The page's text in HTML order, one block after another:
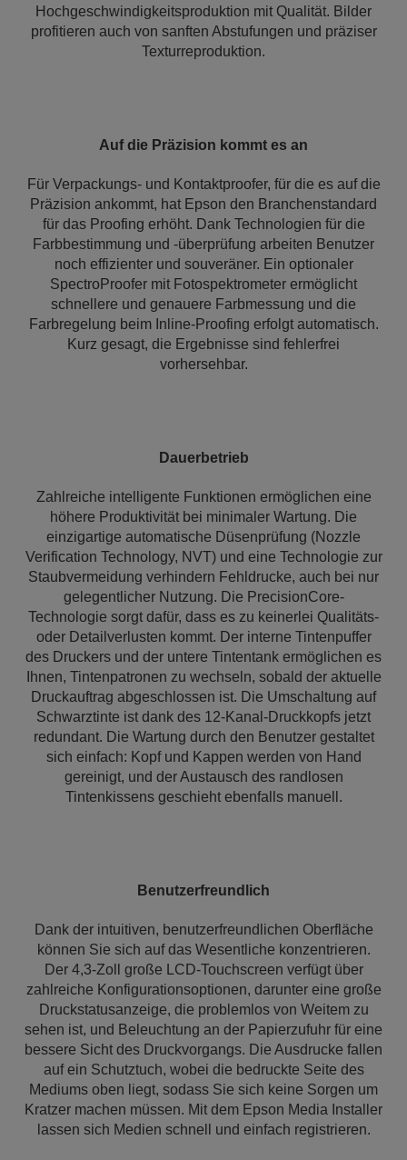
Hochgeschwindigkeitsproduktion mit Qualität. Bilder
profitieren auch von sanften Abstufungen und präziser
Texturreproduktion.
Auf die Präzision kommt es an
Für Verpackungs- und Kontaktproofer, für die es auf die
Präzision ankommt, hat Epson den Branchenstandard
für das Proofing erhöht. Dank Technologien für die
Farbbestimmung und -überprüfung arbeiten Benutzer
noch effizienter und souveräner. Ein optionaler
SpectroProofer mit Fotospektrometer ermöglicht
schnellere und genauere Farbmessung und die
Farbregelung beim Inline-Proofing erfolgt automatisch.
Kurz gesagt, die Ergebnisse sind fehlerfrei
vorhersehbar.
Dauerbetrieb
Zahlreiche intelligente Funktionen ermöglichen eine
höhere Produktivität bei minimaler Wartung. Die
einzigartige automatische Düsenprüfung (Nozzle
Verification Technology, NVT) und eine Technologie zur
Staubvermeidung verhindern Fehldrucke, auch bei nur
gelegentlicher Nutzung. Die PrecisionCore-
Technologie sorgt dafür, dass es zu keinerlei Qualitäts-
oder Detailverlusten kommt. Der interne Tintenpuffer
des Druckers und der untere Tintentank ermöglichen es
Ihnen, Tintenpatronen zu wechseln, sobald der aktuelle
Druckauftrag abgeschlossen ist. Die Umschaltung auf
Schwarztinte ist dank des 12-Kanal-Druckkopfs jetzt
redundant. Die Wartung durch den Benutzer gestaltet
sich einfach: Kopf und Kappen werden von Hand
gereinigt, und der Austausch des randlosen
Tintenkissens geschieht ebenfalls manuell.
Benutzerfreundlich
Dank der intuitiven, benutzerfreundlichen Oberfläche
können Sie sich auf das Wesentliche konzentrieren.
Der 4,3-Zoll große LCD-Touchscreen verfügt über
zahlreiche Konfigurationsoptionen, darunter eine große
Druckstatusanzeige, die problemlos von Weitem zu
sehen ist, und Beleuchtung an der Papierzufuhr für eine
bessere Sicht des Druckvorgangs. Die Ausdrucke fallen
auf ein Schutztuch, wobei die bedruckte Seite des
Mediums oben liegt, sodass Sie sich keine Sorgen um
Kratzer machen müssen. Mit dem Epson Media Installer
lassen sich Medien schnell und einfach registrieren.